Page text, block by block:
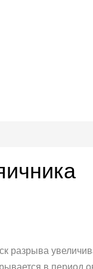
разрыва
в период